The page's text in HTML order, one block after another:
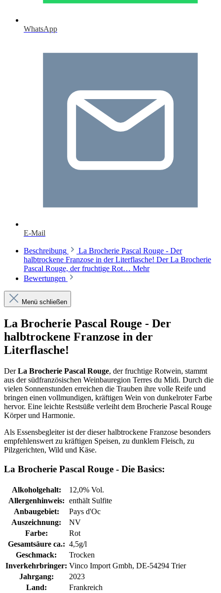
WhatsApp
E-Mail
Beschreibung
La Brocherie Pascal Rouge - Der
halbtrockene Franzose in der Literflasche! Der La Brocherie
Pascal Rouge, der fruchtige Rot… Mehr
Bewertungen
Menü schließen
La Brocherie Pascal Rouge - Der
halbtrockene Franzose in der
Literflasche!
DerLa Brocherie Pascal Rouge, der fruchtige Rotwein, stammt
aus der südfranzösischen Weinbauregion Terres du Midi. Durch die
vielen Sonnenstunden erreichen die Trauben ihre volle Reife und
bringen einen vollmundigen, kräftigen Wein von dunkelroter Farbe
hervor. Eine leichte Restsüße verleiht dem Brocherie Pascal Rouge
Körper und Harmonie.
Als Essensbegleiter ist der dieser halbtrockene Franzose besonders
empfehlenswert zu kräftigen Speisen, zu dunklem Fleisch, zu
Pilzgerichten, Wild und Käse.
La Brocherie Pascal Rouge - Die Basics:
Alkoholgehalt:
12,0% Vol.
Allergenhinweis: enthält Sulfite
Anbaugebiet:
Pays d'Oc
Auszeichnung:
NV
Farbe:
Rot
Gesamtsäure ca.: 4,5g/l
Geschmack:
Trocken
Inverkehrbringer: Vinco Import Gmbh, DE-54294 Trier
Jahrgang:
2023
Land:
Frankreich